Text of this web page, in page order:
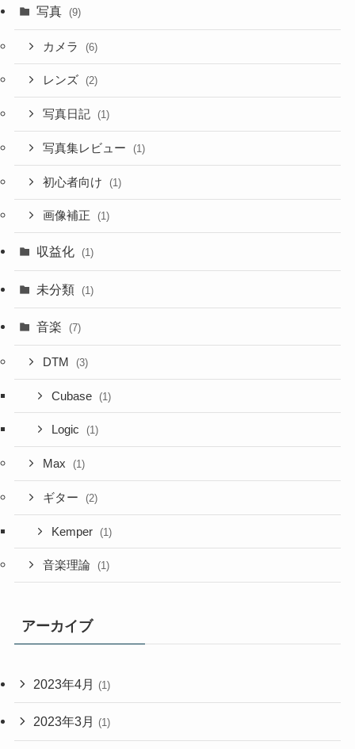
写真 (9)
カメラ (6)
レンズ (2)
写真日記 (1)
写真集レビュー (1)
初心者向け (1)
画像補正 (1)
収益化 (1)
未分類 (1)
音楽 (7)
DTM (3)
Cubase (1)
Logic (1)
Max (1)
ギター (2)
Kemper (1)
音楽理論 (1)
アーカイブ
2023年4月 (1)
2023年3月 (1)